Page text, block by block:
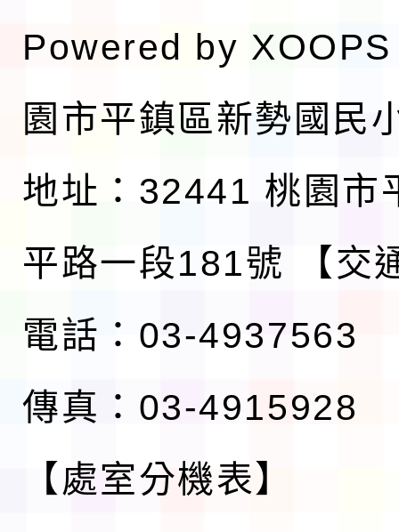
Powered by XOOPS
園市平鎮區新勢國民
地址：32441 桃園市
平路一段181號
【交
電話：03-4937563
傳真：03-4915928
【處室分機表】